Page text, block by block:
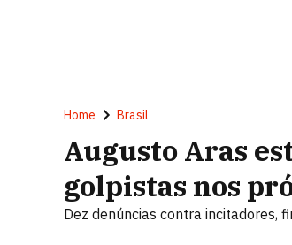
Home Brasil
Augusto Aras
golpistas nos
Dez denúncias contra incitadores,